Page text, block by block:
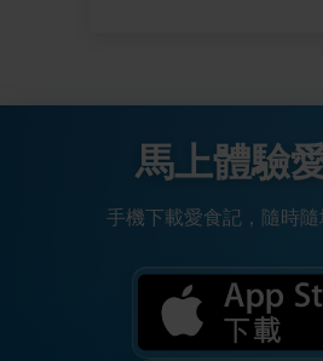
馬上體驗
手機下載愛食記，隨時隨